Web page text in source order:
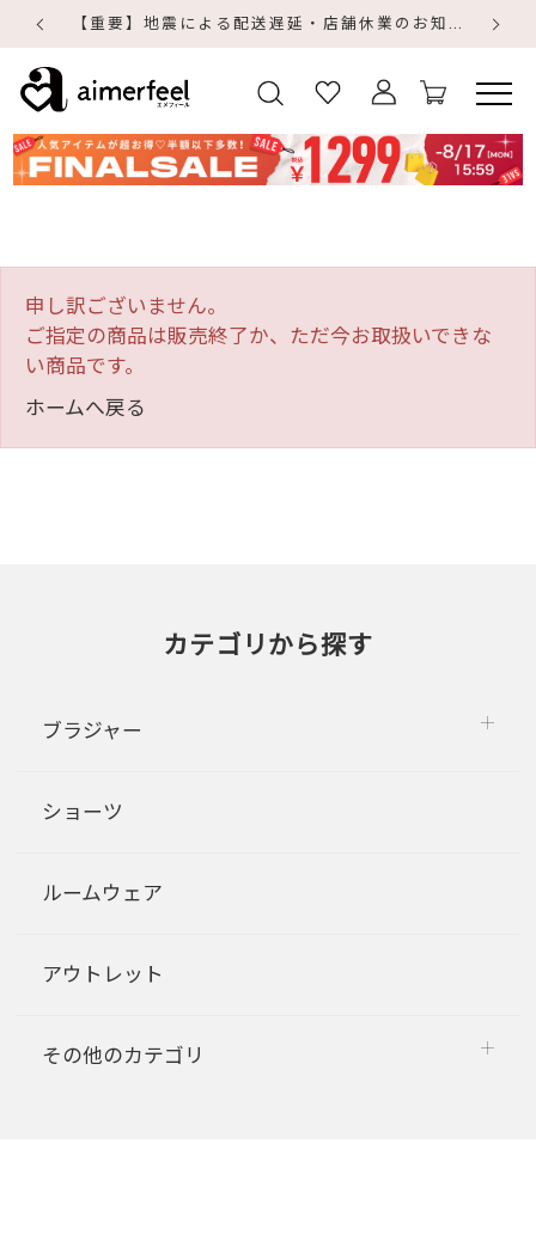
【重要】地震による配送遅延・店舗休業のお知らせ
申し訳ございません。
ご指定の商品は販売終了か、ただ今お取扱いできな
い商品です。
ホームへ戻る
カテゴリから探す
ブラジャー
ショーツ
ルームウェア
アウトレット
その他のカテゴリ